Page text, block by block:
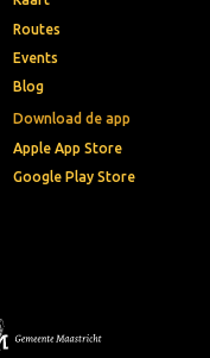
Download de app
Apple App Store
Google Play Store
Routes
Events
Blog